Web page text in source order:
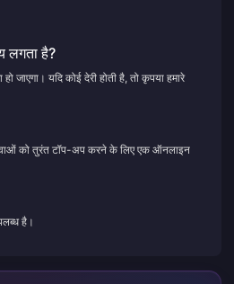
लगता है?
जाएगा। यदि कोई देरी होती है, तो कृपया हमारे
को तुरंत टॉप-अप करने के लिए एक ऑनलाइन
है।